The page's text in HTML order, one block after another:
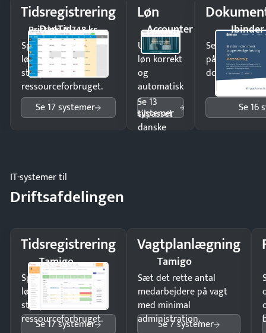
Tidsregistrering
DanTid
Pristjek: 5.748 kr
Spar tid på
lønberegning og få
styr på
ressourceforbruget.
Se 17 systemer
Løn
Accounter
Udbetal
løn korrekt
og
automatisk
—
tilpasset
danske
Se 13
systemer
Ibinder
Send
på minutter
dokumenter.
Se 16
IT-systemer til
Driftsafdelingen
Tidsregistrering
Tamigo
Spar tid på
lønberegning og få
styr på
ressourceforbruget.
Se 17 systemer
Vagtplanlægning
Tamigo
Sæt det rette antal
medarbejdere på vagt
med minimal
administration.
Se 7 systemer